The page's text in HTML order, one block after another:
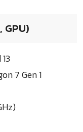
GPU)
7 Gen 1